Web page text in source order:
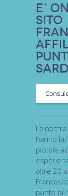
E’
sito
La nostra
hanno la
piccole
oltre 20
punto di